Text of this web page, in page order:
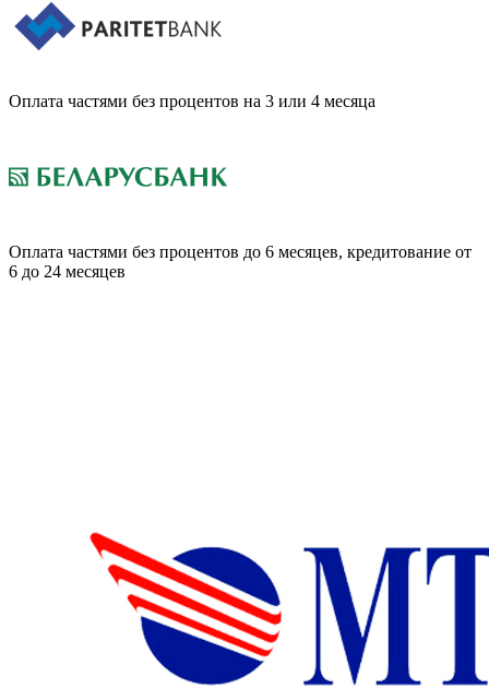
Оплата частями без процентов на 3 или 4 месяца
Оплата частями без процентов до 6 месяцев, кредитование от
6 до 24 месяцев